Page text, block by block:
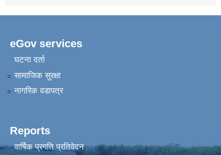
eGov services
घटना दर्ता
सामाजिक सुरक्षा
नागरिक वडापत्र
Reports
वार्षिक प्रगति प्रतिवेदन